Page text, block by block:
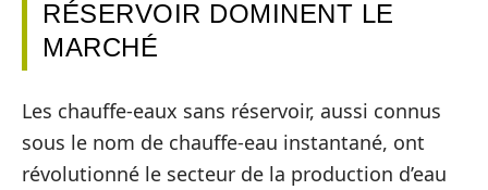
RÉSERVOIR DOMINENT LE
MARCHÉ
Les chauffe-eaux sans réservoir, aussi connus
sous le nom de chauffe-eau instantané, ont
révolutionné le secteur de la production d’eau